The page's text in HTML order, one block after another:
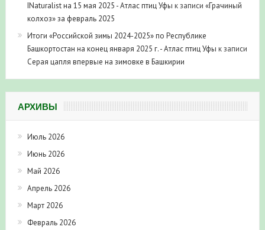
INaturalist на 15 мая 2025 - Атлас птиц Уфы к записи «Грачиный
колхоз» за февраль 2025
Итоги «Российской зимы 2024-2025» по Республике
Башкортостан на конец января 2025 г. - Атлас птиц Уфы к записи
Серая цапля впервые на зимовке в Башкирии
АРХИВЫ
Июль 2026
Июнь 2026
Май 2026
Апрель 2026
Март 2026
Февраль 2026